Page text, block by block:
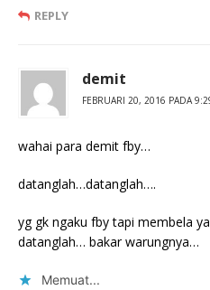
REPLY
demit
FEBRUARI 20, 2016 PADA
wahai para demit fby…
datanglah…datanglah….
yg gk ngaku fby tapi membela
datanglah… bakar warungnya…
Memuat...